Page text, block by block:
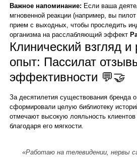
Важное напоминание: Если ваша
мгновенной реакции (например, вы
прием с выходных, чтобы проследить
организма на расслабляющий эффект
Клинический взгляд
опыт: Пассилат
эффективности 💬🤝
За десятилетия существования бренда о
сформировали целую библиотеку
отмечают высокую лояльность клиентов
благодаря его мягкости.
«Работаю на телевидении, нервы